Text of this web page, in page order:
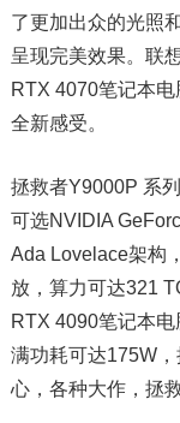
了更加出众的光照
呈现完美效果。联
RTX 4070笔记本
全新感受。
拯救者Y9000P 系
可选NVIDIA
Ada Lovelace架构
放，算力可达321
RTX 4090笔记本
满功耗可达175W
心，各种大作，拯